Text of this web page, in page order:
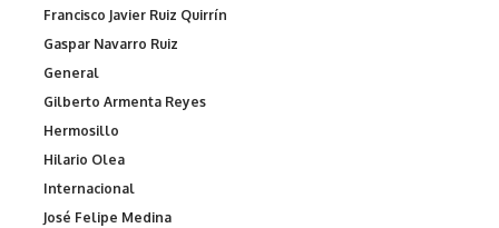
Francisco Javier Ruiz Quirrín
Gaspar Navarro Ruiz
General
Gilberto Armenta Reyes
Hermosillo
Hilario Olea
Internacional
José Felipe Medina